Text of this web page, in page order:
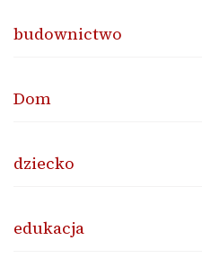
budownictwo
Dom
dziecko
edukacja